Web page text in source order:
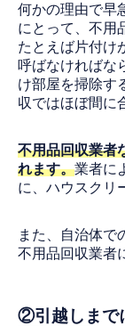
何かの理由で早
にとって、不用
たとえば片付け
呼ばなければな
け部屋を掃除す
収ではほぼ間に
不用品回収業者
れます。業者に
に、ハウスクリ
また、自治体で
不用品回収業者
②引越しまで